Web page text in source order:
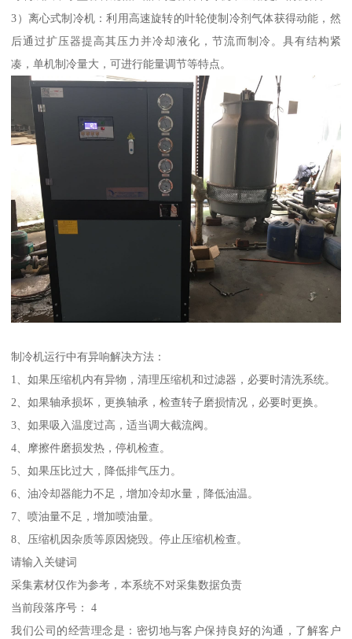
3）离心式制冷机：利用高速旋转的叶轮使制冷剂气体获得动能，然
后通过扩压器提高其压力并冷却液化，节流而制冷。具有结构紧
凑，单机制冷量大，可进行能量调节等特点。
制冷机运行中有异响解决方法：
1、如果压缩机内有异物，清理压缩机和过滤器，必要时清洗系统。
2、如果轴承损坏，更换轴承，检查转子磨损情况，必要时更换。
3、如果吸入温度过高，适当调大截流阀。
4、摩擦件磨损发热，停机检查。
5、如果压比过大，降低排气压力。
6、油冷却器能力不足，增加冷却水量，降低油温。
7、喷油量不足，增加喷油量。
8、压缩机因杂质等原因烧毁。停止压缩机检查。
请输入关键词
采集素材仅作为参考，本系统不对采集数据负责
当前段落序号： 4
我们公司的经营理念是：密切地与客户保持良好的沟通，了解客户